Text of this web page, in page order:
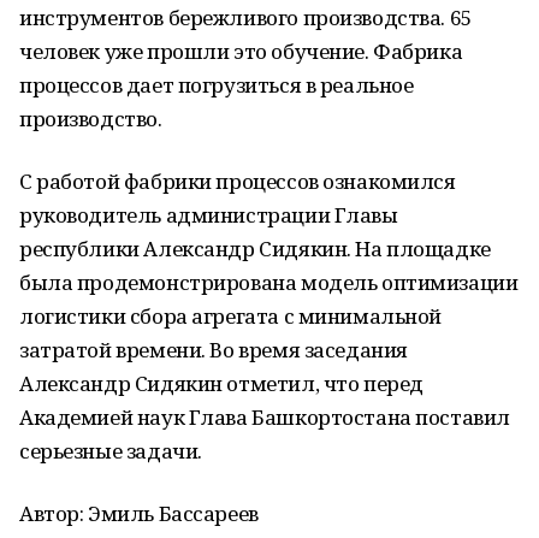
инструментов бережливого производства. 65
человек уже прошли это обучение. Фабрика
процессов дает погрузиться в реальное
производство.
С работой фабрики процессов ознакомился
руководитель администрации Главы
республики Александр Сидякин. На площадке
была продемонстрирована модель оптимизации
логистики сбора агрегата с минимальной
затратой времени. Во время заседания
Александр Сидякин отметил, что перед
Академией наук Глава Башкортостана поставил
серьезные задачи.
Автор: Эмиль Бассареев